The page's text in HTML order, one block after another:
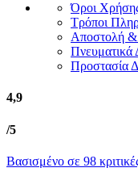
Όροι
Τρόποι
Αποστολή &
Πνευματικά
Προστασία
4,9
/5
Βασισμένο σε 98